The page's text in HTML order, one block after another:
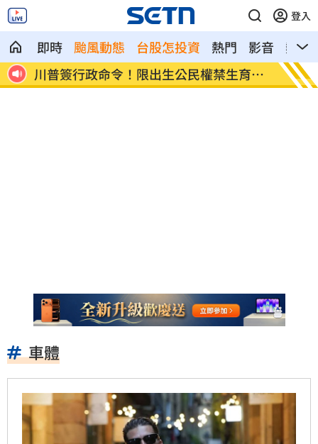
登入
即時 颱風動態 台股怎投資 熱門 影音
熱搜
旅
王凱靈堂照惹淚 竟是「送媽媽的禮物」
新／
迷
車體